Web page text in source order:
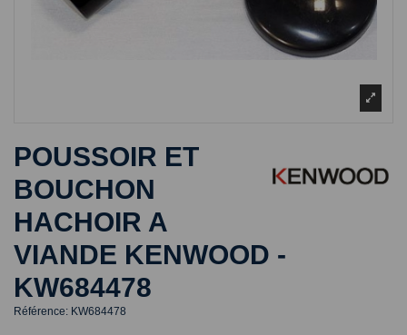
POUSSOIR ET
BOUCHON
HACHOIR A
VIANDE KENWOOD -
KW684478
Référence: KW684478